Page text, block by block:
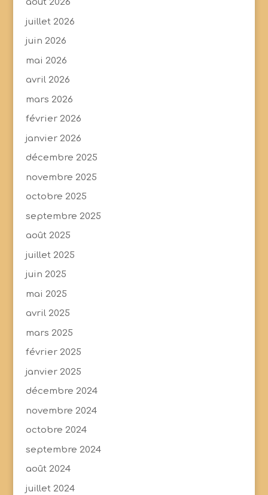
août 2026
juillet 2026
juin 2026
mai 2026
avril 2026
mars 2026
février 2026
janvier 2026
décembre 2025
novembre 2025
octobre 2025
septembre 2025
août 2025
juillet 2025
juin 2025
mai 2025
avril 2025
mars 2025
février 2025
janvier 2025
décembre 2024
novembre 2024
octobre 2024
septembre 2024
août 2024
juillet 2024